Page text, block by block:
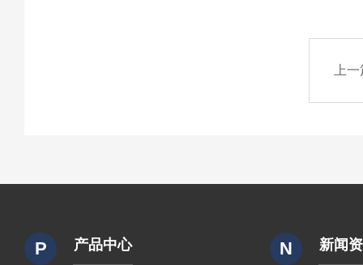
上
P 产品中心 N 新闻